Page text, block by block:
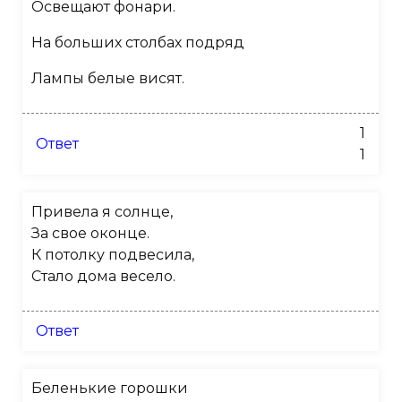
Освещают фонари.
На больших столбах подряд
Лампы белые висят.
Ответ
1
1
Привела я солнце,
За свое оконце.
К потолку подвесила,
Стало дома весело.
Ответ
Беленькие горошки